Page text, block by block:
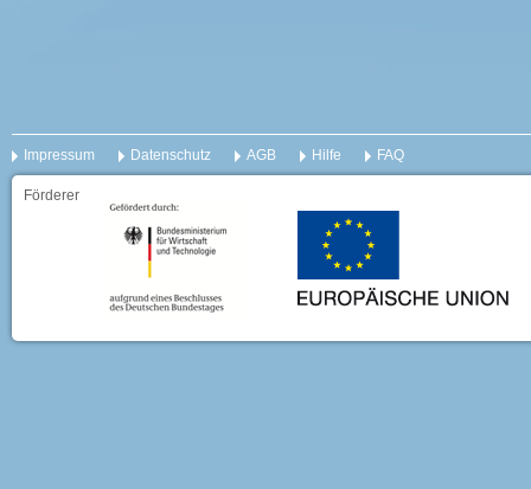
Impressum Datenschutz AGB Hilfe FAQ
Förderer